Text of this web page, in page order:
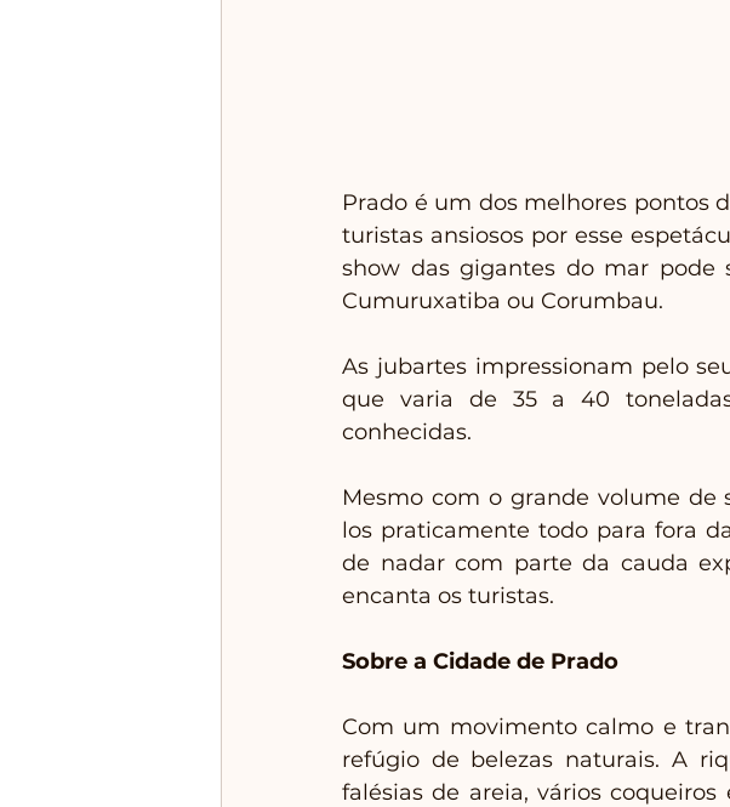
Prado é um dos melhores pontos
turistas ansiosos por esse
show das gigantes do mar pode
Cumuruxatiba ou Corumbau.
As jubartes impressionam pelo
que varia de 35 a 40
conhecidas.
Mesmo com o grande volume de
los praticamente todo para fora
de nadar com parte da cauda
encanta os turistas.
Sobre a Cidade de Prado
Com um movimento calmo e
refúgio de belezas naturais. A
falésias de areia, vários